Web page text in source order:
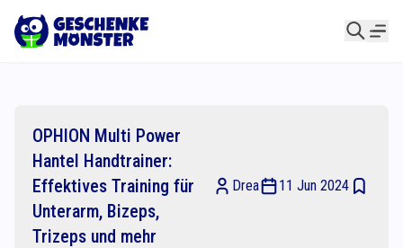
OPHION Multi Power
Hantel Handtrainer:
Effektives Training für
Unterarm, Bizeps,
Trizeps und mehr
Drea 11 Jun 2024